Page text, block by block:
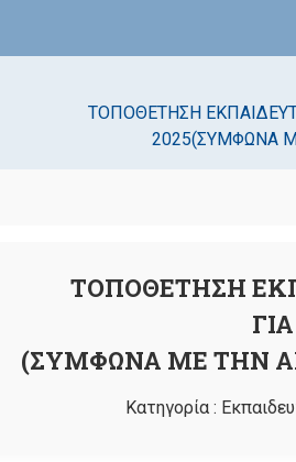
ΤΟΠΟΘΕΤΗΣΗ
2025(ΣΥΜΦΩΝΑ
ΤΟΠΟΘΕΤΗΣΗ
(ΣΥΜΦΩΝΑ ΜΕ ΤΗΝ
Κατηγορία :